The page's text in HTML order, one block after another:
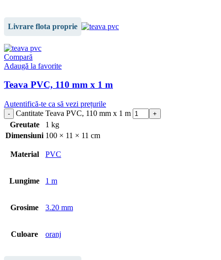
Livrare flota proprie
Compară
Adaugă la favorite
Teava PVC, 110 mm x 1 m
Autentifică-te ca să vezi prețurile
Cantitate Teava PVC, 110 mm x 1 m
Greutate
1 kg
Dimensiuni 100 × 11 × 11 cm
Material PVC
Lungime 1 m
Grosime 3.20 mm
Culoare oranj